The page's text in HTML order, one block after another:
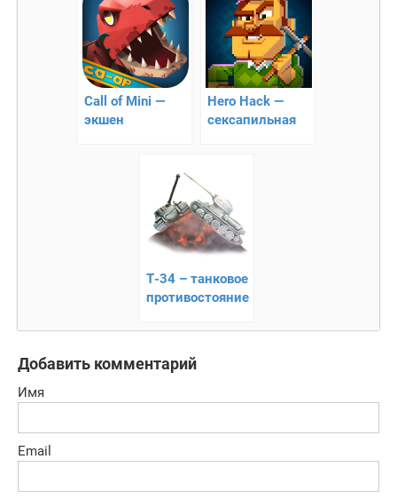
Call of Mini —
экшен
Hero Hack —
сексапильная
Т-34 – танковое
противостояние
Добавить комментарий
Имя
Email